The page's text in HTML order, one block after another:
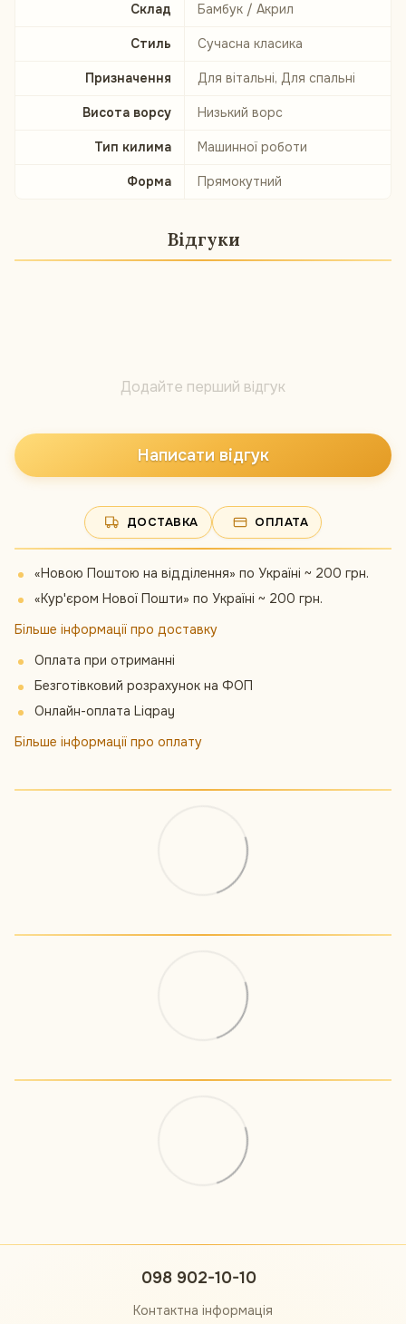
Склад Бамбук / Акрил
Стиль Сучасна класика
Призначення Для вітальні, Для спальні
Висота ворсу Низький ворс
Тип килима Машинної роботи
Форма Прямокутний
Відгуки
Додайте перший відгук
Написати відгук
ДОСТАВКА ОПЛАТА
«Новою Поштою на відділення» по Україні ~ 200 грн.
«Кур'єром Нової Пошти» по Україні ~ 200 грн.
Більше інформації про доставку
Оплата при отриманні
Безготівковий розрахунок на ФОП
Онлайн-оплата Liqpay
Більше інформації про оплату
098 902-10-10
Контактна інформація